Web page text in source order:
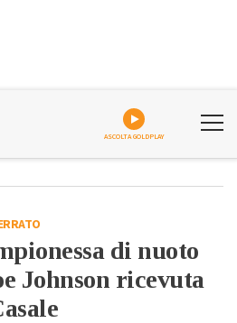
ASCOLTA GOLDPLAY
di nuoto
Johnson ricevuta